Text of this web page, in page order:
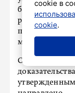
бейсбольной
результате
получил
месте
cookie в
cookie.